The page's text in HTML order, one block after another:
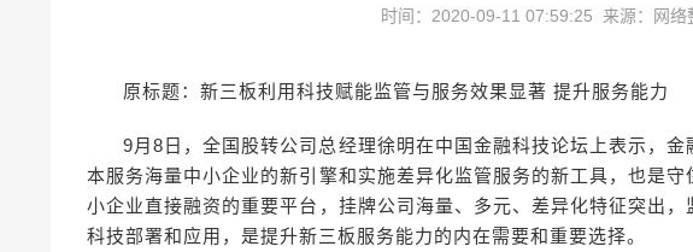
时间：2020-09-11 07:59:25 来源：网络
原标题：新三板利用科技赋能监管与服务效果显著 提升服务能力
9月8日，全国股转公司总经理徐明在中国金融科技论坛上表示，
本服务海量中小企业的新引擎和实施差异化监管服务的新工具，也是
小企业直接融资的重要平台，挂牌公司海量、多元、差异化特征突出
科技部署和应用，是提升新三板服务能力的内在需要和重要选择。